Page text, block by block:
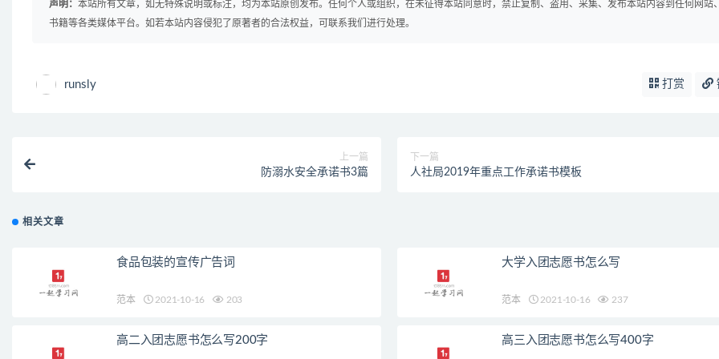
声明： 本站所有文章，如无特殊说明或标注，均为本站原创发布。任何个人或组织，在未征得本站同意时，禁止复制、盗用、采集、发布本站内容到任何网站
书籍等各类媒体平台。如若本站内容侵犯了原著者的合法权益，可联系我们进行处理。
runsly 打赏
上一篇
防溺水安全承诺书3篇
下一篇
人社局2019年重点工作承诺书模板
相关文章
食品包装的宣传广告词
范本 2021-10-16 203
大学入团志愿书怎么写
范本 2021-10-16 237
高二入团志愿书怎么写200字 高三入团志愿书怎么写400字